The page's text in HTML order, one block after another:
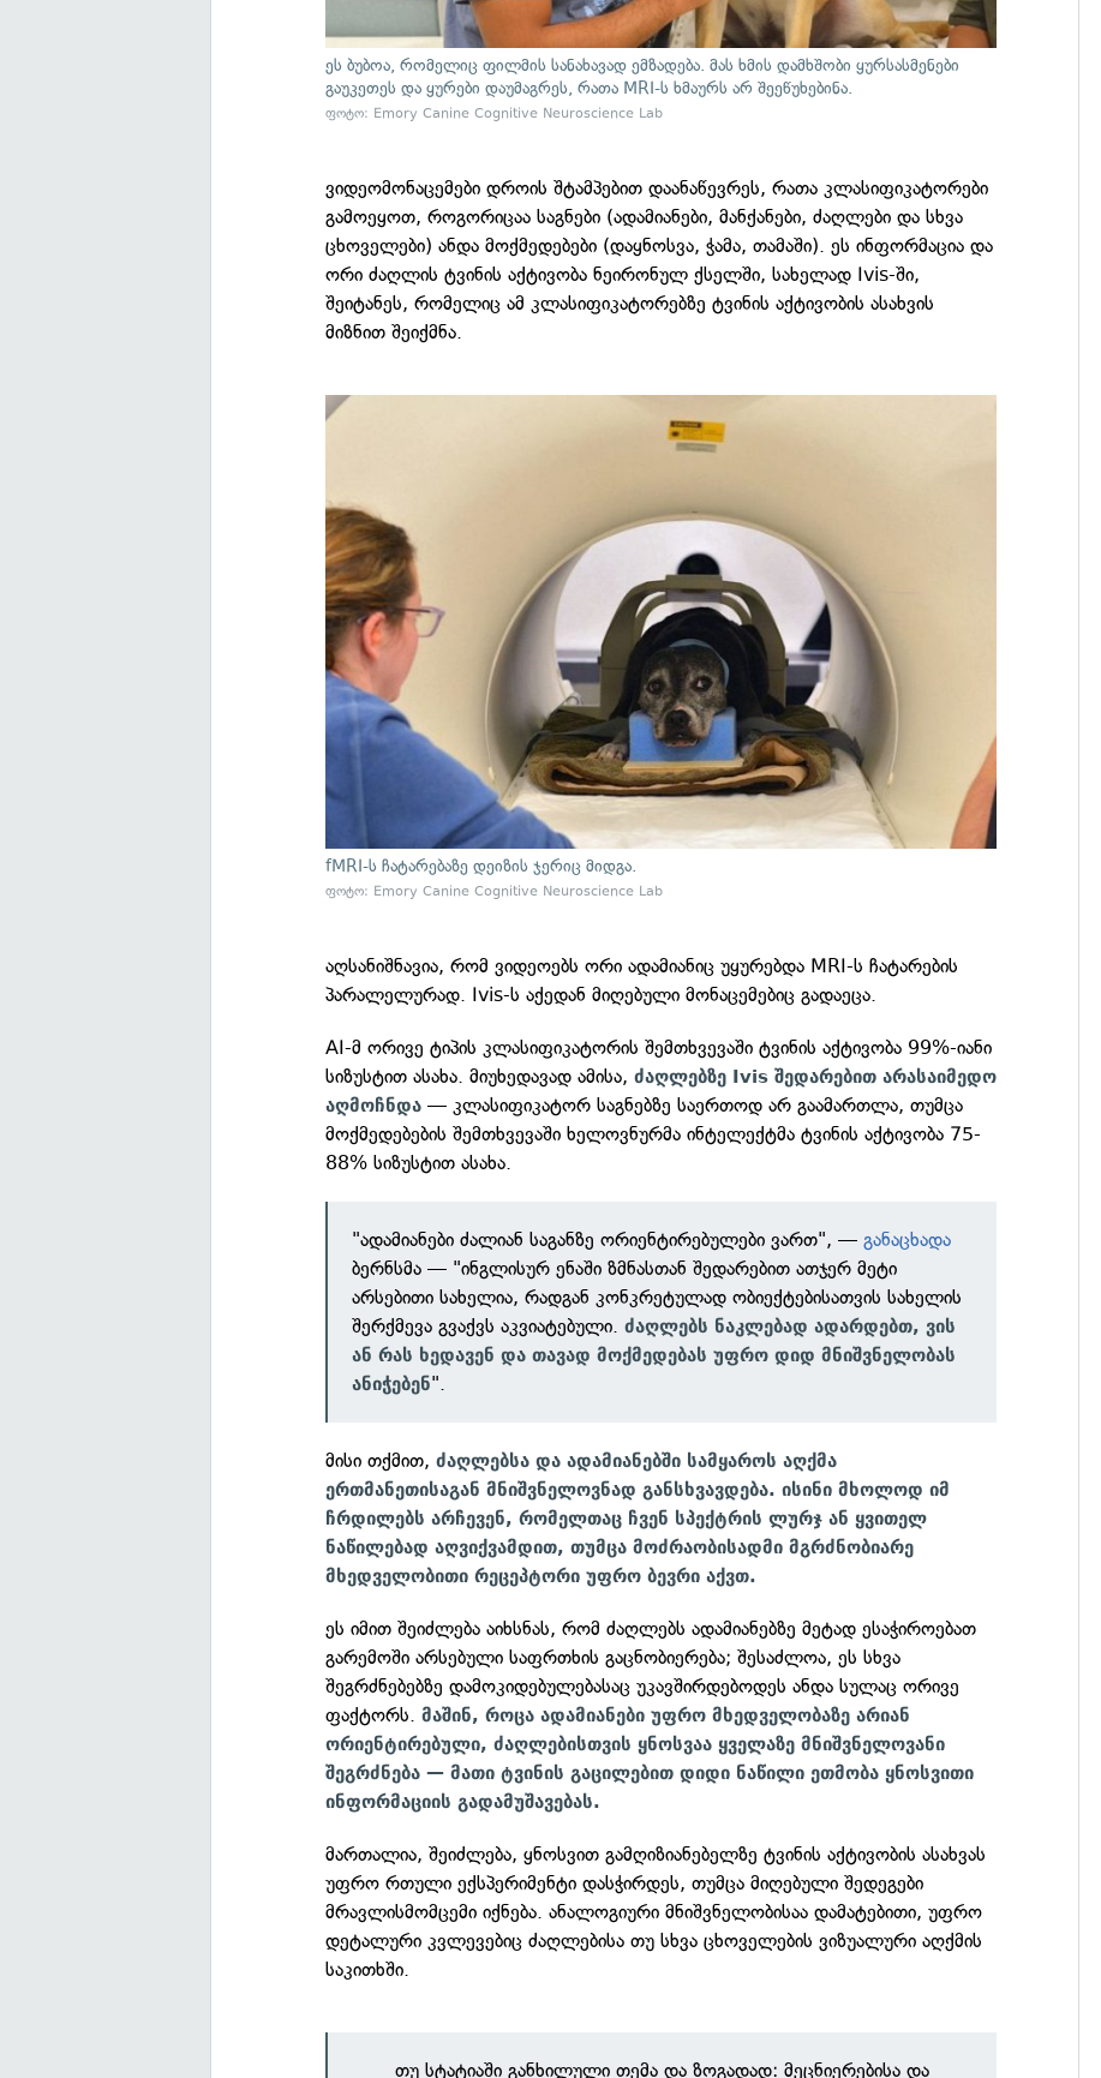
ეს ბუბოა, რომელიც ფილმის სანახავად ემზადება. მას ხმის დამხშობი ყურსასმენები
გაუკეთეს და ყურები დაუმაგრეს, რათა MRI-ს ხმაურს არ შეეწუხებინა.
ფოტო: Emory Canine Cognitive Neuroscience Lab
ვიდეომონაცემები დროის შტამპებით დაანაწევრეს, რათა კლასიფიკატორები
გამოეყოთ, როგორიცაა საგნები (ადამიანები, მანქანები, ძაღლები და სხვა
ცხოველები) ანდა მოქმედებები (დაყნოსვა, ჭამა, თამაში). ეს ინფორმაცია და
ორი ძაღლის ტვინის აქტივობა ნეირონულ ქსელში, სახელად Ivis-ში,
შეიტანეს, რომელიც ამ კლასიფიკატორებზე ტვინის აქტივობის ასახვის
მიზნით შეიქმნა.
fMRI-ს ჩატარებაზე დეიზის ჯერიც მიდგა.
ფოტო: Emory Canine Cognitive Neuroscience Lab
აღსანიშნავია, რომ ვიდეოებს ორი ადამიანიც უყურებდა MRI-ს ჩატარების
პარალელურად. Ivis-ს აქედან მიღებული მონაცემებიც გადაეცა.
AI-მ ორივე ტიპის კლასიფიკატორის შემთხვევაში ტვინის აქტივობა 99%-იანი
სიზუსტით ასახა. მიუხედავად ამისა,ძაღლებზე Ivis შედარებით არასაიმედო
აღმოჩნდა — კლასიფიკატორ საგნებზე საერთოდ არ გაამართლა, თუმცა
მოქმედებების შემთხვევაში ხელოვნურმა ინტელექტმა ტვინის აქტივობა 75-
88% სიზუსტით ასახა.
"ადამიანები ძალიან საგანზე ორიენტირებულები ვართ", —განაცხადა
ბერნსმა — "ინგლისურ ენაში ზმნასთან შედარებით ათჯერ მეტი
არსებითი სახელია, რადგან კონკრეტულად ობიექტებისათვის სახელის
შერქმევა გვაქვს აკვიატებული.ძაღლებს ნაკლებად ადარდებთ, ვის
ან რას ხედავენ და თავად მოქმედებას უფრო დიდ მნიშვნელობას
ანიჭებენ".
მისი თქმით,ძაღლებსა და ადამიანებში სამყაროს აღქმა
ერთმანეთისაგან მნიშვნელოვნად განსხვავდება. ისინი მხოლოდ იმ
ჩრდილებს არჩევენ, რომელთაც ჩვენ სპექტრის ლურჯ ან ყვითელ
ნაწილებად აღვიქვამდით, თუმცა მოძრაობისადმი მგრძნობიარე
მხედველობითი რეცეპტორი უფრო ბევრი აქვთ.
ეს იმით შეიძლება აიხსნას, რომ ძაღლებს ადამიანებზე მეტად ესაჭიროებათ
გარემოში არსებული საფრთხის გაცნობიერება; შესაძლოა, ეს სხვა
შეგრძნებებზე დამოკიდებულებასაც უკავშირდებოდეს ანდა სულაც ორივე
ფაქტორს.მაშინ, როცა ადამიანები უფრო მხედველობაზე არიან
ორიენტირებული, ძაღლებისთვის ყნოსვაა ყველაზე მნიშვნელოვანი
შეგრძნება — მათი ტვინის გაცილებით დიდი ნაწილი ეთმობა ყნოსვითი
ინფორმაციის გადამუშავებას.
მართალია, შეიძლება, ყნოსვით გამღიზიანებელზე ტვინის აქტივობის ასახვას
უფრო რთული ექსპერიმენტი დასჭირდეს, თუმცა მიღებული შედეგები
მრავლისმომცემი იქნება. ანალოგიური მნიშვნელობისაა დამატებითი, უფრო
დეტალური კვლევებიც ძაღლებისა თუ სხვა ცხოველების ვიზუალური აღქმის
საკითხში.
თუ სტატიაში განხილული თემა და ზოგადად: მეცნიერებისა და